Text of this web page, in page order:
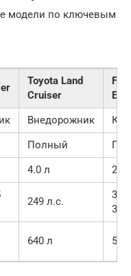
модели по ключевым
Toyota Land
Cruiser
Внедорожник
Полный
4.0 л 2.3
249 л.с.
300
365
640 л 515